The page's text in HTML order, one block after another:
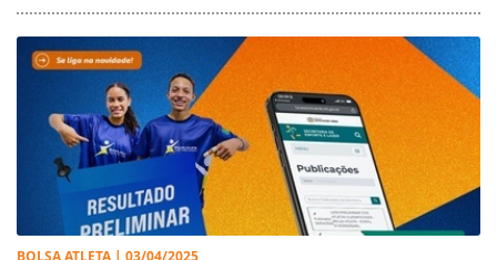
BOLSA ATLETA | 03/04/2025